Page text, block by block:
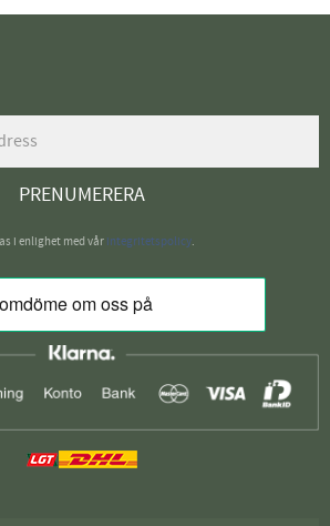
PRENUMERERA
i enlighet med vår integritetspolicy.